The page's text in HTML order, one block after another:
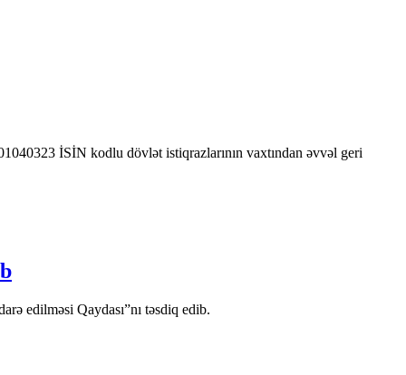
İSİN kodlu dövlət istiqrazlarının vaxtından əvvəl geri
edilməsi Qaydası”nı təsdiq edib.